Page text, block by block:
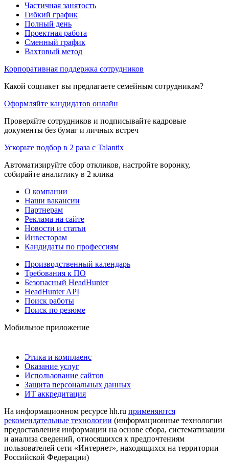
Частичная занятость
Гибкий график
Полный день
Проектная работа
Сменный график
Вахтовый метод
Корпоративная поддержка сотрудников
Какой соцпакет вы предлагаете семейным сотрудникам?
Оформляйте кандидатов онлайн
Проверяйте сотрудников и подписывайте кадровые
документы без бумаг и личных встреч
Ускорьте подбор в 2 раза с Talantix
Автоматизируйте сбор откликов, настройте воронку,
собирайте аналитику в 2 клика
О компании
Наши вакансии
Партнерам
Реклама на сайте
Новости и статьи
Инвесторам
Кандидаты по профессиям
Производственный календарь
Требования к ПО
Безопасный HeadHunter
HeadHunter API
Поиск работы
Поиск по резюме
Мобильное приложение
Этика и комплаенс
Оказание услуг
Использование сайтов
Защита персональных данных
ИТ аккредитация
На информационном ресурсе hh.ru применяются
рекомендательные технологии (информационные технологии
предоставления информации на основе сбора, систематизации
и анализа сведений, относящихся к предпочтениям
пользователей сети «Интернет», находящихся на территории
Российской Федерации)